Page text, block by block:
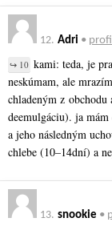
12. Adri •
↪ 10 kami: teda, je
neskúmam, ale
chladeným z
deemulgáciu). ja mám
a jeho následným
chlebe (10–14dní) a
13. snookie •